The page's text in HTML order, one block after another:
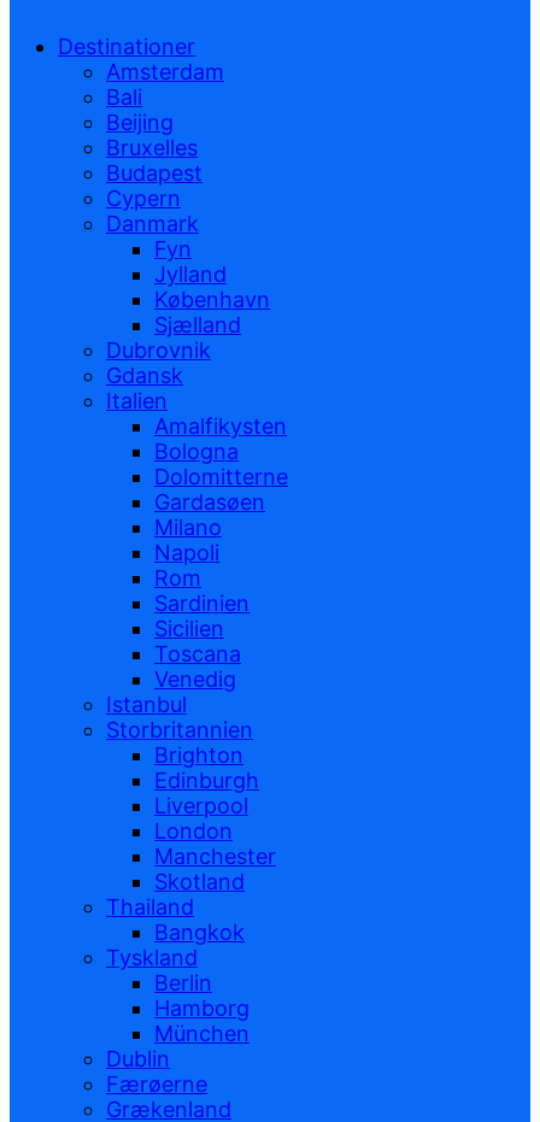
Destinationer
Amsterdam
Bali
Beijing
Bruxelles
Budapest
Cypern
Danmark
Fyn
Jylland
København
Sjælland
Dubrovnik
Gdansk
Italien
Amalfikysten
Bologna
Dolomitterne
Gardasøen
Milano
Napoli
Rom
Sardinien
Sicilien
Toscana
Venedig
Istanbul
Storbritannien
Brighton
Edinburgh
Liverpool
London
Manchester
Skotland
Thailand
Bangkok
Tyskland
Berlin
Hamborg
München
Dublin
Færøerne
Grækenland